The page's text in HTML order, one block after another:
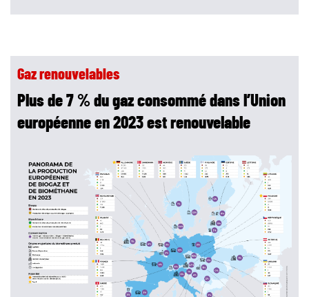
Gaz renouvelables
Plus de 7 % du gaz consommé dans l’Union
européenne en 2023 est renouvelable